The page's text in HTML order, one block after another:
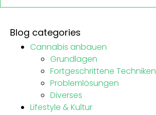
Blog categories
Cannabis anbauen
Grundlagen
Fortgeschrittene Techniken
Problemlösungen
Diverses
Lifestyle & Kultur